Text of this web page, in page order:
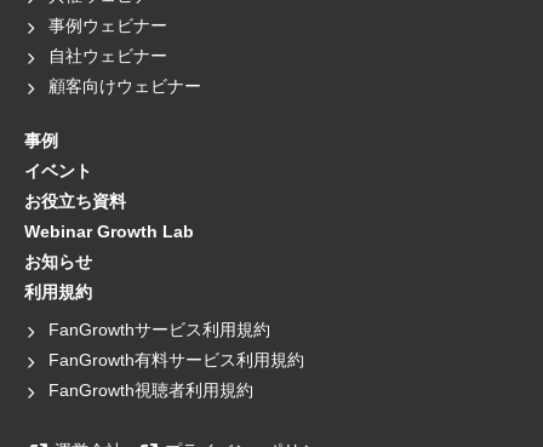
事例ウェビナー
自社ウェビナー
顧客向けウェビナー
事例
イベント
お役立ち資料
Webinar Growth Lab
お知らせ
利用規約
FanGrowthサービス利用規約
FanGrowth有料サービス利用規約
FanGrowth視聴者利用規約